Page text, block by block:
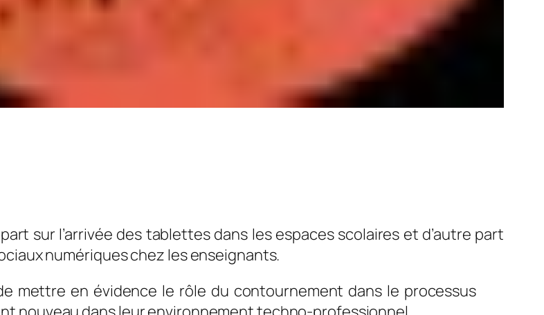
sur l’arrivée des tablettes dans les espaces scolaires et d’autre part
numériques chez les enseignants.
mettre en évidence le rôle du contournement dans le processus